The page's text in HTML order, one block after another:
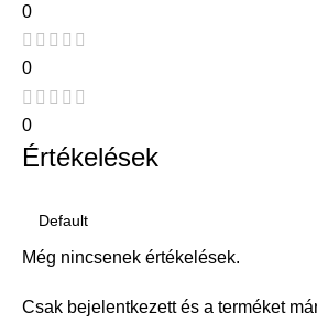
0
0
0
Értékelések
Még nincsenek értékelések.
Csak bejelentkezett és a terméket